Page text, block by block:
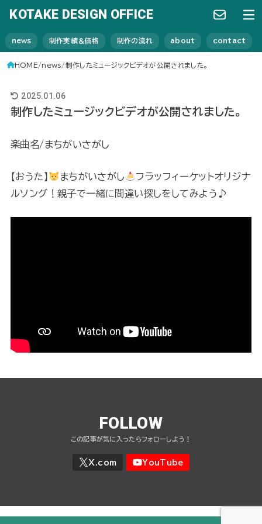
KOTAKE DESIGN OFFICE
news 制作実績＆価格 制作の流れ about contact
HOME news 制作したミュージックビデオが公開されました。
2025.01.06
制作したミュージックビデオが公開されました。
楽曲名/まちがいさがし
【おうた】 まちがいさがし
フラッフィーケットオリジナ
ルソング！親子で一緒に間違い探しをしてみよう♪
FOLLOW